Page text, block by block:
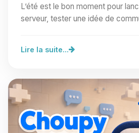
L’été est le bon moment pour
serveur, tester une idée de
Lire la suite...